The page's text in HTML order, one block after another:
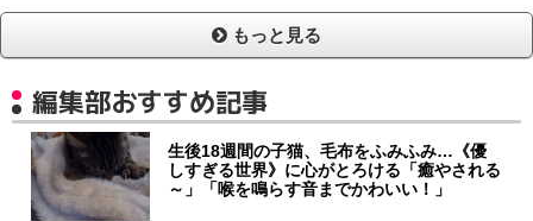
もっと見る
編集部おすすめ記事
生後18週間の子猫、毛布をふみふみ…《優
しすぎる世界》に心がとろける「癒やされる
～」「喉を鳴らす音までかわいい！」